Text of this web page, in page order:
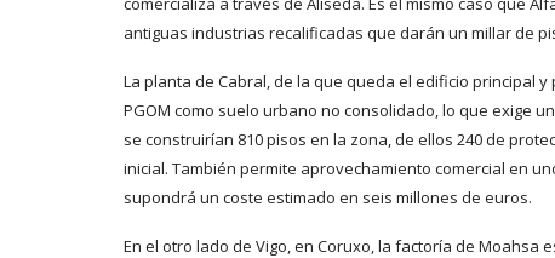
antiguas industrias recalificadas que darán un millar de
La planta de Cabral, de la que queda el edificio principal
PGOM como suelo urbano no consolidado, lo que exige
se construirían 810 pisos en la zona, de ellos 240 de
inicial. También permite aprovechamiento comercial en
supondrá un coste estimado en seis millones de euros.
En el otro lado de Vigo, en Coruxo, la factoría de